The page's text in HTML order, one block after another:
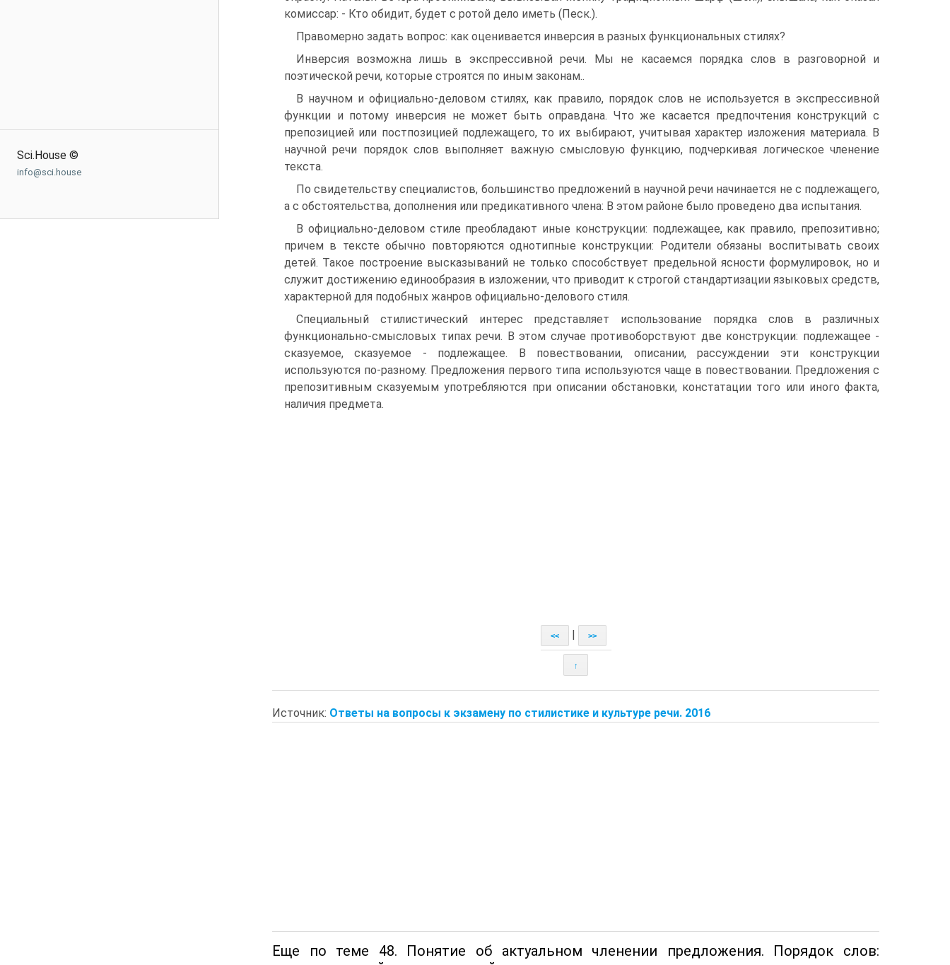
Sci.House ©
info@sci.house
комиссар: - Кто обидит, будет с ротой дело иметь (Песк.).
Правомерно задать вопрос: как оценивается инверсия в разных функциональных стилях?
Инверсия возможна лишь в экспрессивной речи. Мы не касаемся порядка слов в разговорной и
поэтической речи, которые строятся по иным законам..
В научном и официально-деловом стилях, как правило, порядок слов не используется в экспрессивной
функции и потому инверсия не может быть оправдана. Что же касается предпочтения конструкций с
препозицией или постпозицией подлежащего, то их выбирают, учитывая характер изложения материала. В
научной речи порядок слов выполняет важную смысловую функцию, подчеркивая логическое членение
текста.
По свидетельству специалистов, большинство предложений в научной речи начинается не с подлежащего,
а с обстоятельства, дополнения или предикативного члена: В этом районе было проведено два испытания.
В официально-деловом стиле преобладают иные конструкции: подлежащее, как правило, препозитивно;
причем в тексте обычно повторяются однотипные конструкции: Родители обязаны воспитывать своих
детей. Такое построение высказываний не только способствует предельной ясности формулировок, но и
служит достижению единообразия в изложении, что приводит к строгой стандартизации языковых средств,
характерной для подобных жанров официально-делового стиля.
Специальный стилистический интерес представляет использование порядка слов в различных
функционально-смысловых типах речи. В этом случае противоборствуют две конструкции: подлежащее -
сказуемое, сказуемое - подлежащее. В повествовании, описании, рассуждении эти конструкции
используются по-разному. Предложения первого типа используются чаще в повествовании. Предложения с
препозитивным сказуемым употребляются при описании обстановки, констатации того или иного факта,
наличия предмета.
<< >>
↑
Источник: Ответы на вопросы к экзамену по стилистике и культуре речи. 2016
Еще по теме 48. Понятие об актуальном членении предложения. Порядок слов: